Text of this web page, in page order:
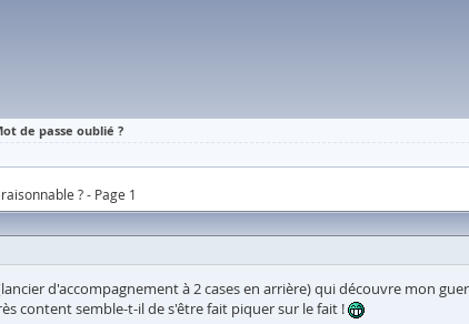
de passe oublié ?
? - Page 1
d'accompagnement à 2 cases en arrière) qui découvre mon
content semble-t-il de s'être fait piquer sur le fait !